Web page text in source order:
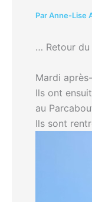
ParAnne-Lise
… Retour du
Mardi
Ils ont
au
Ils sont